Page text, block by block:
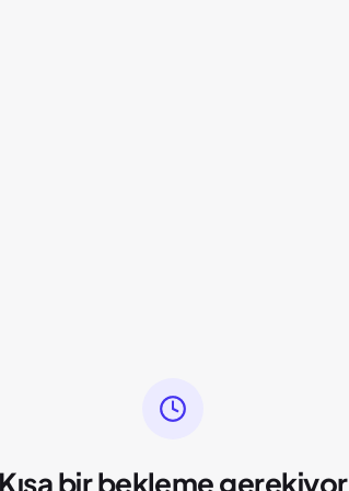
Kısa bir bekleme gerekiyor